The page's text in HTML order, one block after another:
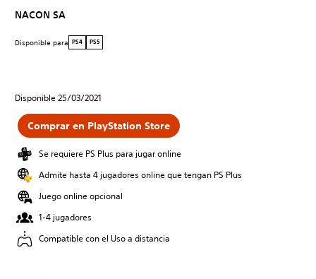
NACON SA
Disponible para PS4 PS5
Disponible 25/03/2021
Comprar en PlayStation Store
Se requiere PS Plus para jugar online
Admite hasta 4 jugadores online que tengan PS Plus
Juego online opcional
1-4 jugadores
Compatible con el Uso a distancia